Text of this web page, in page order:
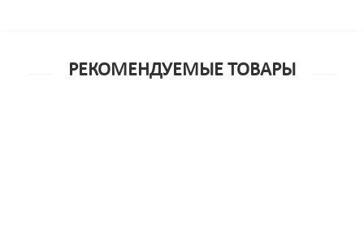
РЕКОМЕНДУЕМЫЕ ТОВАРЫ